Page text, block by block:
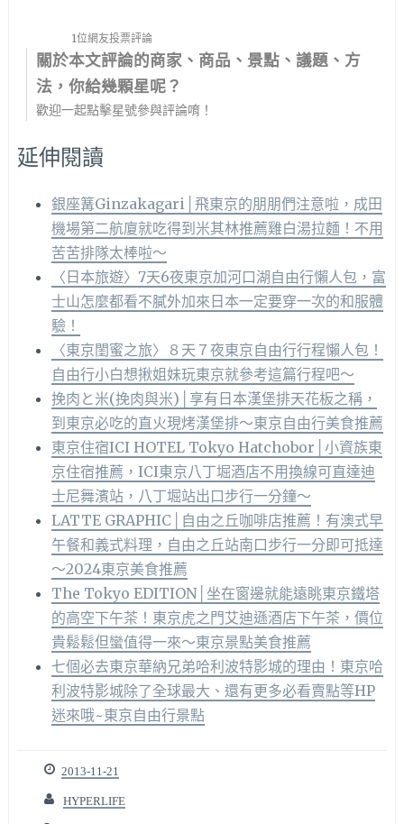
1位網友投票評論
關於本文評論的商家、商品、景點、議題、方
法，你給幾顆星呢？
歡迎一起點擊星號參與評論唷！
延伸閱讀
銀座篝Ginzakagari│飛東京的朋朋們注意啦，成田
機場第二航廈就吃得到米其林推薦雞白湯拉麵！不用
苦苦排隊太棒啦～
〈日本旅遊〉7天6夜東京加河口湖自由行懶人包，富
士山怎麼都看不膩外加來日本一定要穿一次的和服體
驗！
〈東京閨蜜之旅〉８天７夜東京自由行行程懶人包！
自由行小白想揪姐妹玩東京就參考這篇行程吧～
挽肉と米(挽肉與米)│享有日本漢堡排天花板之稱，
到東京必吃的直火現烤漢堡排～東京自由行美食推薦
東京住宿ICI HOTEL Tokyo Hatchobor│小資族東
京住宿推薦，ICI東京八丁堀酒店不用換線可直達迪
士尼舞濱站，八丁堀站出口步行一分鐘～
LATTE GRAPHIC│自由之丘咖啡店推薦！有澳式早
午餐和義式料理，自由之丘站南口步行一分即可抵達
～2024東京美食推薦
The Tokyo EDITION│坐在窗邊就能遠眺東京鐵塔
的高空下午茶！東京虎之門艾迪遜酒店下午茶，價位
貴鬆鬆但蠻值得一來～東京景點美食推薦
七個必去東京華納兄弟哈利波特影城的理由！東京哈
利波特影城除了全球最大、還有更多必看賣點等HP
迷來哦~東京自由行景點
2013-11-21
HYPERLIFE